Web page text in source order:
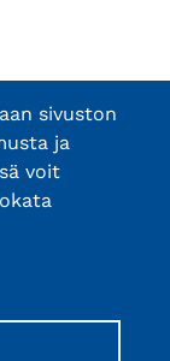
sivuston
ja
voit